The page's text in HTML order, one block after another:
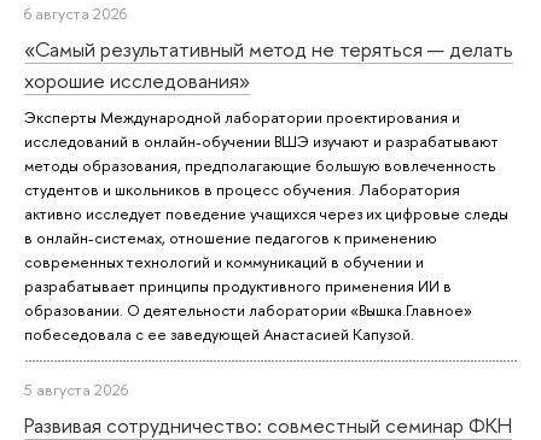
6 августа 2026
«Самый результативный метод не теряться — делать
хорошие исследования»
Эксперты Международной лаборатории проектирования и
исследований в онлайн-обучении ВШЭ изучают и разрабатывают
методы образования, предполагающие большую вовлеченность
студентов и школьников в процесс обучения. Лаборатория
активно исследует поведение учащихся через их цифровые следы
в онлайн-системах, отношение педагогов к применению
современных технологий и коммуникаций в обучении и
разрабатывает принципы продуктивного применения ИИ в
образовании. О деятельности лаборатории «Вышка.Главное»
побеседовала с ее заведующей Анастасией Капузой.
5 августа 2026
Развивая сотрудничество: совместный семинар ФКН